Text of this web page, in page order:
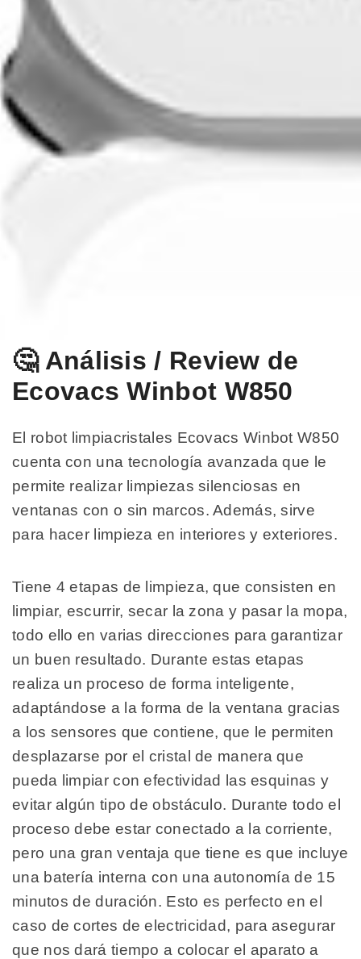
🤔 Análisis / Review de
Ecovacs Winbot W850
El robot limpiacristales Ecovacs Winbot W850
cuenta con una tecnología avanzada que le
permite realizar limpiezas silenciosas en
ventanas con o sin marcos. Además, sirve
para hacer limpieza en interiores y exteriores.
Tiene 4 etapas de limpieza, que consisten en
limpiar, escurrir, secar la zona y pasar la mopa,
todo ello en varias direcciones para garantizar
un buen resultado. Durante estas etapas
realiza un proceso de forma inteligente,
adaptándose a la forma de la ventana gracias
a los sensores que contiene, que le permiten
desplazarse por el cristal de manera que
pueda limpiar con efectividad las esquinas y
evitar algún tipo de obstáculo. Durante todo el
proceso debe estar conectado a la corriente,
pero una gran ventaja que tiene es que incluye
una batería interna con una autonomía de 15
minutos de duración. Esto es perfecto en el
caso de cortes de electricidad, para asegurar
que nos dará tiempo a colocar el aparato a